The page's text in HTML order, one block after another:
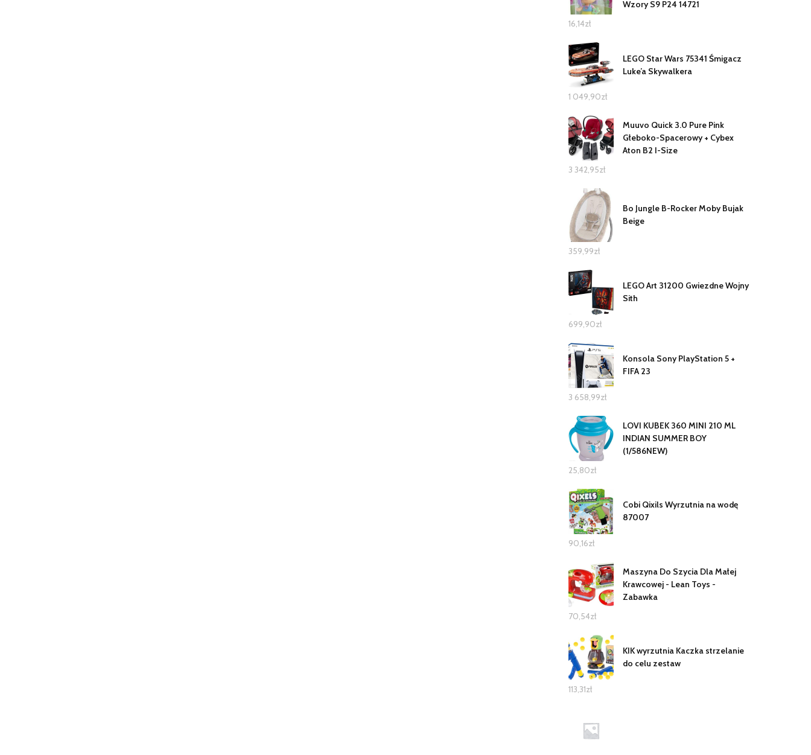
Wzory S9 P24 14721
16,14zł
LEGO Star Wars 75341 Śmigacz
Luke’a Skywalkera
1 049,90zł
Muuvo Quick 3.0 Pure Pink
Głeboko-Spacerowy + Cybex
Aton B2 I-Size
3 342,95zł
Bo Jungle B-Rocker Moby Bujak
Beige
359,99zł
LEGO Art 31200 Gwiezdne Wojny
Sith
699,90zł
Konsola Sony PlayStation 5 +
FIFA 23
3 658,99zł
LOVI KUBEK 360 MINI 210 ML
INDIAN SUMMER BOY
(1/586NEW)
25,80zł
Cobi Qixils Wyrzutnia na wodę
87007
90,16zł
Maszyna Do Szycia Dla Małej
Krawcowej - Lean Toys -
Zabawka
70,54zł
KIK wyrzutnia Kaczka strzelanie
do celu zestaw
113,31zł